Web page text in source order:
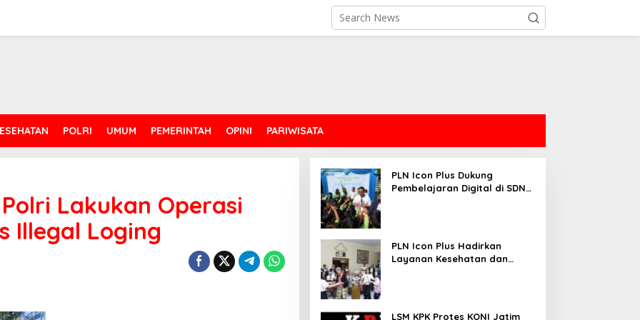
POLRI UMUM PEMERINTAH OPINI PARIWISATA
Lakukan Operasi
Illegal Loging
PLN Icon Plus Dukung
Pembelajaran Digital di SDN
PLN Icon Plus Hadirkan
Layanan Kesehatan dan
LSM KPK Protes KONI Jatim